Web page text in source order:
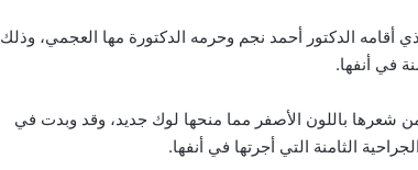
الدكتور أحمد نجم وحرمه الدكتورة مها العجمي، وذلك
في أنفها.
باللون الأصفر مما منحها لوك جديد، وقد وبدت في
الثامنة التي أجرتها في أنفها.